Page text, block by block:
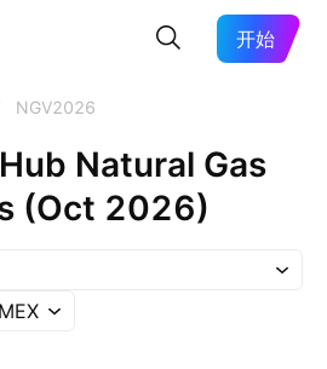
开始
NGV2026
Natural Gas
(Oct 2026)